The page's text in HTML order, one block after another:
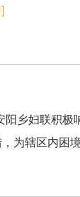
乡妇联积极
为辖区内困